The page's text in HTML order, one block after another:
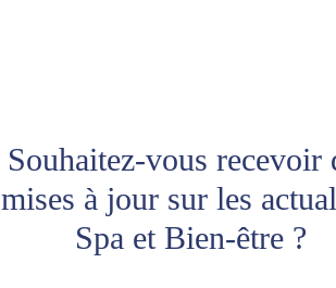
Souhaitez-vous recevoir
mises à jour sur les
Spa et Bien-être ?